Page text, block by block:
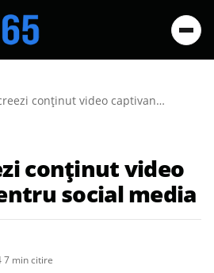
Cum să creezi conținut video captivant pentru social media
conținut video
social media
7 min citire